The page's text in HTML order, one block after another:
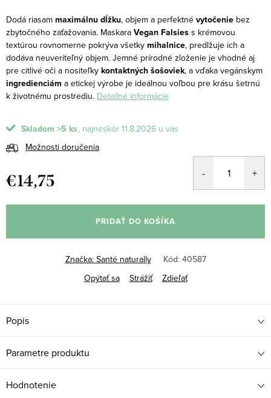
Dodá riasam maximálnu dĺžku, objem a perfektné vytočenie bez
zbytočného zaťažovania. Maskara Vegan Falsies s krémovou
textúrou rovnomerne pokrýva všetky mihalnice, predlžuje ich a
dodáva neuveriteľný objem. Jemné prírodné zloženie je vhodné aj
pre citlivé oči a nositeľky kontaktných šošoviek, a vďaka vegánskym
ingredienciám a etickej výrobe je ideálnou voľbou pre krásu šetrnú
k životnému prostrediu. Detailné informácie
Skladom >5 ks
11.8.2026
Možnosti doručenia
€14,75
cena:
PRIDAŤ DO KOŠÍKA
Značka: Santé naturally Kód: 40587
Opýtať sa
Strážiť Zdieľať
Popis
Parametre produktu
Hodnotenie